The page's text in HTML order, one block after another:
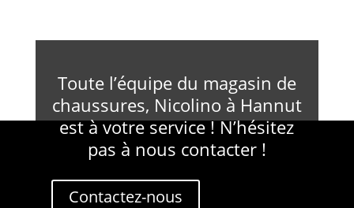
Toute l’équipe du magasin de
chaussures, Nicolino à Hannut
est à votre service ! N’hésitez
pas à nous contacter !
Contactez-nous